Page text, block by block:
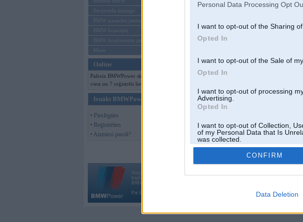
Personal Data Processing Opt
I want to opt-out of the Sharing
Opted In
I want to opt-out of the Sale of
Opted In
I want to opt-out of processing
Advertising.
Opted In
I want to opt-out of Collection,
of my Personal Data that Is
was collected.
Opted Out
CONFIRM
Data Deletion
Sērijveida tūnings
BMW pasaules jaunumi
BMW koncepti
BMW konkurentu jaunumi
Moto
Online
Pašreiz BMWPower skatās 113
viesi un 7 reģistrēti lietotāji.
Ienākt BMWPower
• Pieslēgties
• Reģistrēties
• Aizmirsi paroli?
Vortāls BMWPower.lv darbojas
kopš 2002. gada 14. maija. Tas nav auto klubs un nav saistīts ar
BMW AG.
Par BMWPower